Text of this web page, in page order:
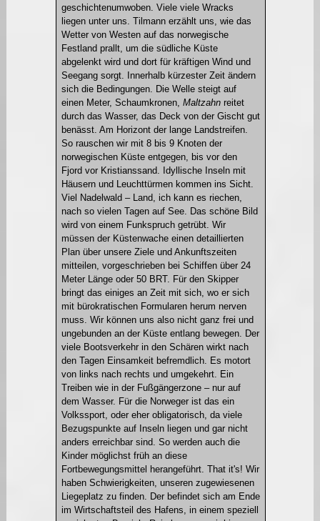
geschichtenumwoben. Viele viele Wracks
liegen unter uns. Tilmann erzählt uns, wie das
Wetter von Westen auf das norwegische
Festland prallt, um die südliche Küste
abgelenkt wird und dort für kräftigen Wind und
Seegang sorgt. Innerhalb kürzester Zeit ändern
sich die Bedingungen. Die Welle steigt auf
einen Meter, Schaumkronen, Maltzahnreitet
durch das Wasser, das Deck von der Gischt gut
benässt. Am Horizont der lange Landstreifen.
So rauschen wir mit 8 bis 9 Knoten der
norwegischen Küste entgegen, bis vor den
Fjord vor Kristianssand. Idyllische Inseln mit
Häusern und Leuchttürmen kommen ins Sicht.
Viel Nadelwald – Land, ich kann es riechen,
nach so vielen Tagen auf See. Das schöne Bild
wird von einem Funkspruch getrübt. Wir
müssen der Küstenwache einen detaillierten
Plan über unsere Ziele und Ankunftszeiten
mitteilen, vorgeschrieben bei Schiffen über 24
Meter Länge oder 50 BRT. Für den Skipper
bringt das einiges an Zeit mit sich, wo er sich
mit bürokratischen Formularen herum nerven
muss. Wir können uns also nicht ganz frei und
ungebunden an der Küste entlang bewegen. Der
viele Bootsverkehr in den Schären wirkt nach
den Tagen Einsamkeit befremdlich. Es motort
von links nach rechts und umgekehrt. Ein
Treiben wie in der Fußgängerzone – nur auf
dem Wasser. Für die Norweger ist das ein
Volkssport, oder eher obligatorisch, da viele
Bezugspunkte auf Inseln liegen und gar nicht
anders erreichbar sind. So werden auch die
Kinder möglichst früh an diese
Fortbewegungsmittel herangeführt. That it's! Wir
haben Schwierigkeiten, unseren zugewiesenen
Liegeplatz zu finden. Der befindet sich am Ende
im Wirtschaftsteil des Hafens, in einem speziell